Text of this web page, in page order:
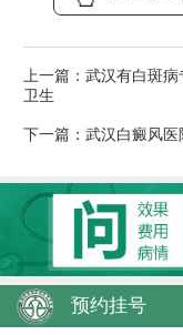
上一篇： 武汉有白斑病
卫生
下一篇： 武汉白癜风
预约挂号